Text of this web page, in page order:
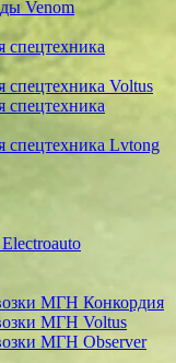
Venom
спецтехника
спецтехника Voltus
спецтехника
спецтехника Lvtong
МГН Конкордия
МГН Voltus
МГН Observer